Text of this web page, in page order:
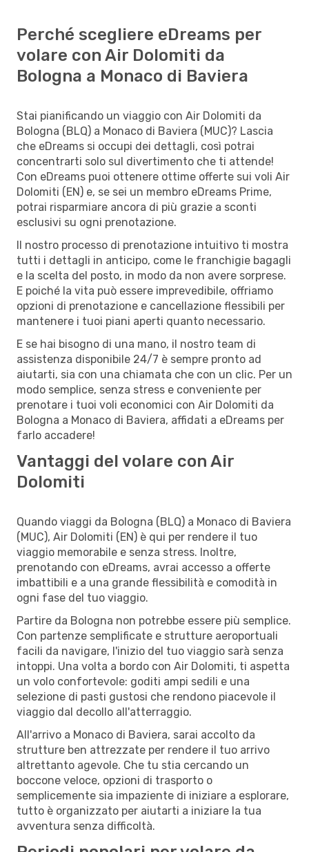
Perché scegliere eDreams per
volare con Air Dolomiti da
Bologna a Monaco di Baviera
Stai pianificando un viaggio con Air Dolomiti da
Bologna (BLQ) a Monaco di Baviera (MUC)? Lascia
che eDreams si occupi dei dettagli, così potrai
concentrarti solo sul divertimento che ti attende!
Con eDreams puoi ottenere ottime offerte sui voli Air
Dolomiti (EN) e, se sei un membro eDreams Prime,
potrai risparmiare ancora di più grazie a sconti
esclusivi su ogni prenotazione.
Il nostro processo di prenotazione intuitivo ti mostra
tutti i dettagli in anticipo, come le franchigie bagagli
e la scelta del posto, in modo da non avere sorprese.
E poiché la vita può essere imprevedibile, offriamo
opzioni di prenotazione e cancellazione flessibili per
mantenere i tuoi piani aperti quanto necessario.
E se hai bisogno di una mano, il nostro team di
assistenza disponibile 24/7 è sempre pronto ad
aiutarti, sia con una chiamata che con un clic. Per un
modo semplice, senza stress e conveniente per
prenotare i tuoi voli economici con Air Dolomiti da
Bologna a Monaco di Baviera, affidati a eDreams per
farlo accadere!
Vantaggi del volare con Air
Dolomiti
Quando viaggi da Bologna (BLQ) a Monaco di Baviera
(MUC), Air Dolomiti (EN) è qui per rendere il tuo
viaggio memorabile e senza stress. Inoltre,
prenotando con eDreams, avrai accesso a offerte
imbattibili e a una grande flessibilità e comodità in
ogni fase del tuo viaggio.
Partire da Bologna non potrebbe essere più semplice.
Con partenze semplificate e strutture aeroportuali
facili da navigare, l'inizio del tuo viaggio sarà senza
intoppi. Una volta a bordo con Air Dolomiti, ti aspetta
un volo confortevole: goditi ampi sedili e una
selezione di pasti gustosi che rendono piacevole il
viaggio dal decollo all'atterraggio.
All'arrivo a Monaco di Baviera, sarai accolto da
strutture ben attrezzate per rendere il tuo arrivo
altrettanto agevole. Che tu stia cercando un
boccone veloce, opzioni di trasporto o
semplicemente sia impaziente di iniziare a esplorare,
tutto è organizzato per aiutarti a iniziare la tua
avventura senza difficoltà.